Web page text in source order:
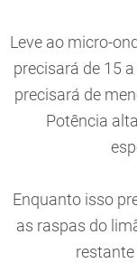
Leve ao micro-
precisará de 15
precisará de
Potência
Enquanto isso
as raspas do
restante